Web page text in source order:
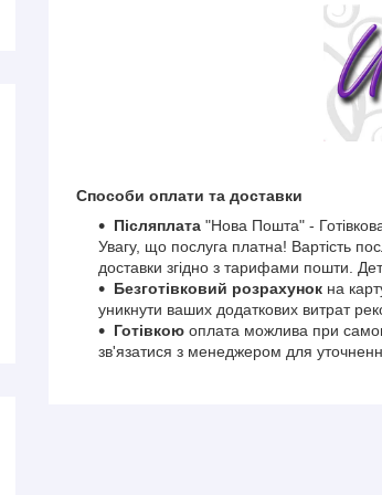
Способи оплати та доставки
Післяплата "Нова Пошта" -
Увагу, що послуга платна! Вартість
доставки згідно з тарифами пошти.
Безготівковий розрахунок на
уникнути ваших додаткових витрат
Готівкою оплата можлива при
зв'язатися з менеджером для